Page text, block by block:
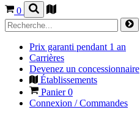
0
Prix garanti pendant 1 an
Carrières
Devenez un concessionnaire
Établissements
Panier0
Connexion / Commandes